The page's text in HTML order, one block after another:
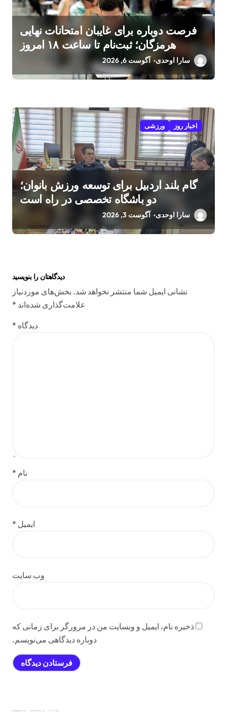
فرصت دوباره برای غایبان امتحانات نهایی
هرمزگان؛ ثبت‌نام تا ساعت ۱۸ امروز
سارا اوحدی آگوست 6, 2026
اخبار روز ورزشی
گام بلند اردبیل برای توسعه ورزش بانوان؛
دو باشگاه تخصصی در راه است
سارا اوحدی آگوست 3, 2026
دیدگاهتان را بنویسید
نشانی ایمیل شما منتشر نخواهد شد. بخش‌های موردنیاز
علامت‌گذاری شده‌اند *
دیدگاه *
نام *
ایمیل *
وب‌ سایت
ذخیره نام، ایمیل و وبسایت من در مرورگر برای زمانی که
دوباره دیدگاهی می‌نویسم.
جستجو